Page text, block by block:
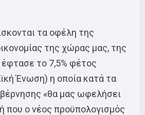
τα οφέλη της
της χώρας μας, της
το 7,5% φέτος
Ένωση) η οποία κατά τα
«θα μας ωφελήσει
που ο νέος προϋπολογισμός